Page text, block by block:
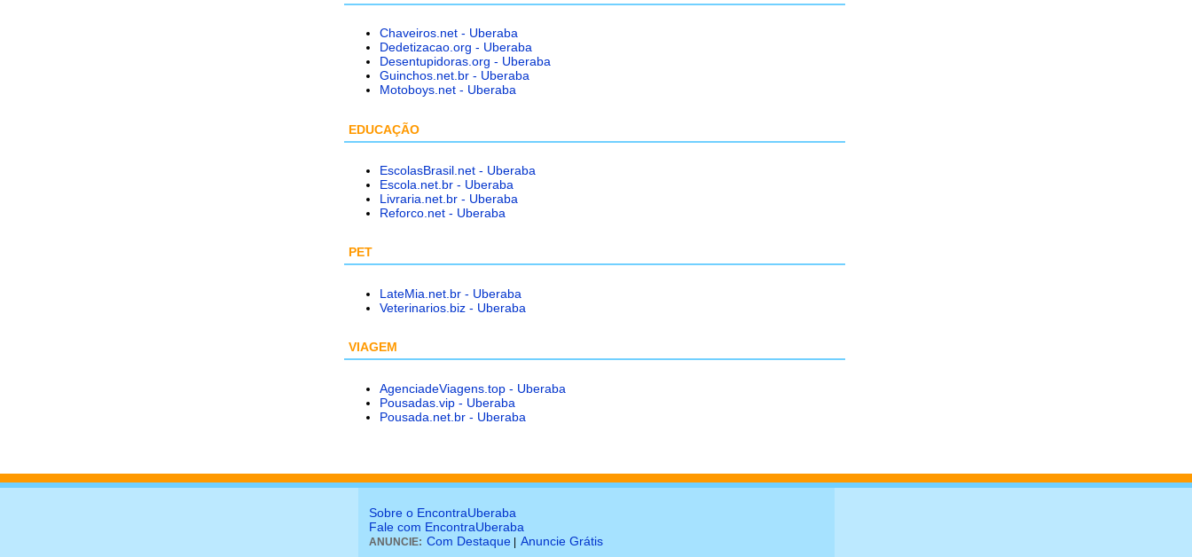
Chaveiros.net - Uberaba
Dedetizacao.org - Uberaba
Desentupidoras.org - Uberaba
Guinchos.net.br - Uberaba
Motoboys.net - Uberaba
EDUCAÇÃO
EscolasBrasil.net - Uberaba
Escola.net.br - Uberaba
Livraria.net.br - Uberaba
Reforco.net - Uberaba
PET
LateMia.net.br - Uberaba
Veterinarios.biz - Uberaba
VIAGEM
AgenciadeViagens.top - Uberaba
Pousadas.vip - Uberaba
Pousada.net.br - Uberaba
Sobre o EncontraUberaba
Fale com EncontraUberaba
ANUNCIE: Com Destaque Anuncie Grátis